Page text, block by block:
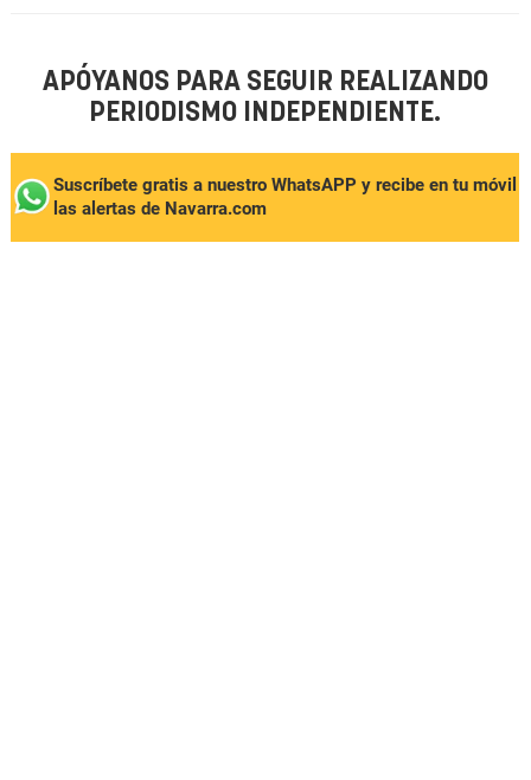
APÓYANOS PARA SEGUIR REALIZANDO
PERIODISMO INDEPENDIENTE.
Suscríbete gratis a nuestro WhatsAPP y recibe en tu móvil
las alertas de Navarra.com